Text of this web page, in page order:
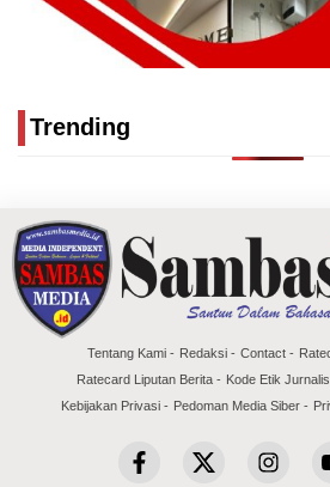
Trending
Tentang Kami Redaksi Contact
Ratecard Liputan Berita
Kode Etik Jurnalis
Kebijakan Privasi
Pedoman Media Siber